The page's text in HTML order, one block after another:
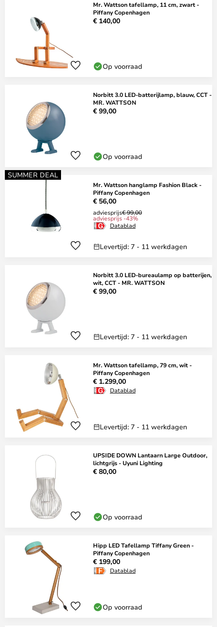
Mr. Wattson tafellamp, 11 cm, zwart -
Piffany Copenhagen
€ 140,00
Op voorraad
Norbitt 3.0 LED-batterijlamp, blauw, CCT -
MR. WATTSON
€ 99,00
Op voorraad
SUMMER DEAL
Mr. Wattson hanglamp Fashion Black -
Piffany Copenhagen
€ 56,00
adviesprijs€ 99,00
adviesprijs -43%
Datablad
Levertijd: 7 - 11 werkdagen
Norbitt 3.0 LED-bureaulamp op batterijen,
wit, CCT - MR. WATTSON
€ 99,00
Levertijd: 7 - 11 werkdagen
Mr. Wattson tafellamp, 79 cm, wit -
Piffany Copenhagen
€ 1.299,00
Datablad
Levertijd: 7 - 11 werkdagen
UPSIDE DOWN Lantaarn Large Outdoor,
lichtgrijs - Uyuni Lighting
€ 80,00
Op voorraad
Hipp LED Tafellamp Tiffany Green -
Piffany Copenhagen
€ 199,00
Datablad
Op voorraad